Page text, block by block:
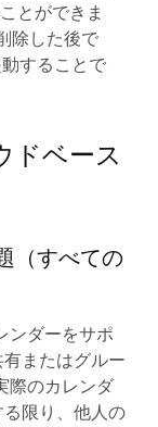
とができま
除した後で
することで
ドベース
（すべての
ンダーをサポ
またはグルー
際のカレンダ
限り、他人の